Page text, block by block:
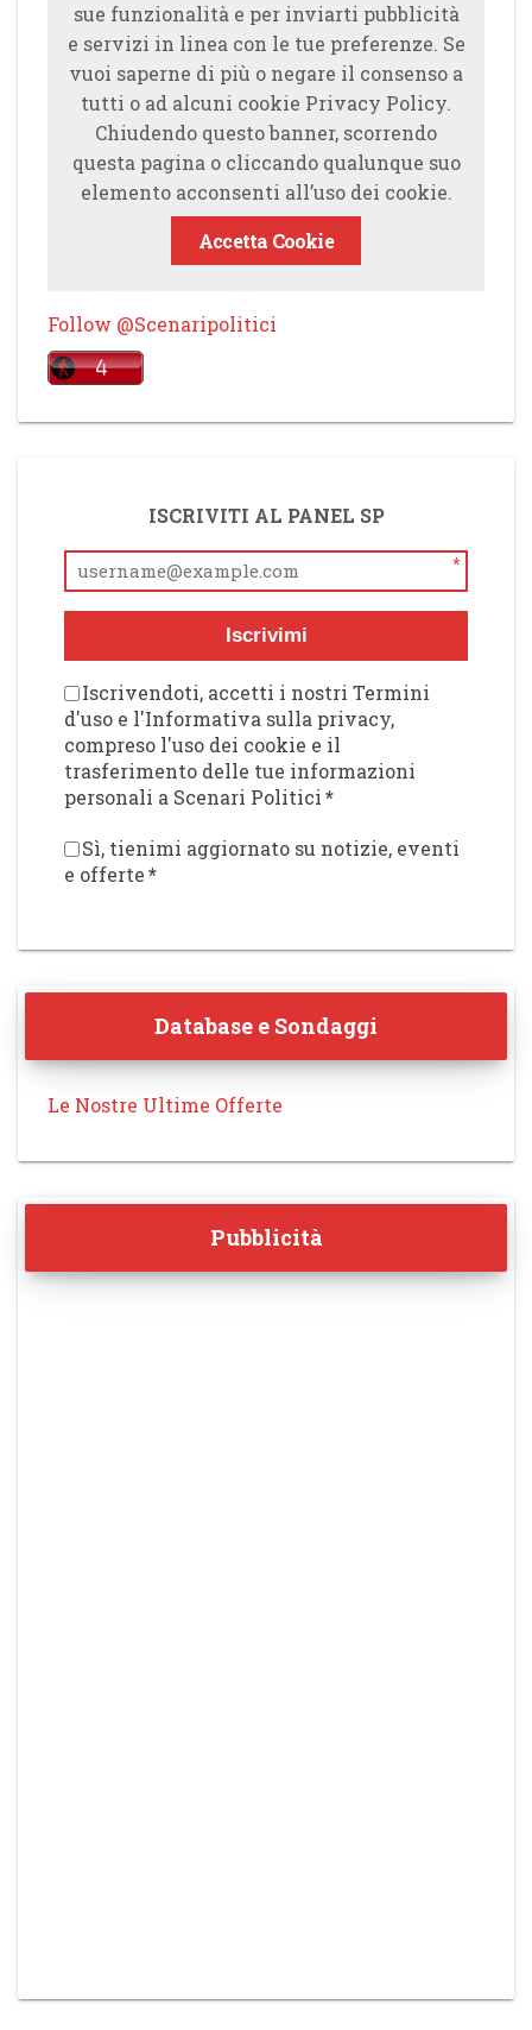
sue funzionalità e per inviarti pubblicità
e servizi in linea con le tue preferenze. Se
vuoi saperne di più o negare il consenso a
tutti o ad alcuni cookie Privacy Policy.
Chiudendo questo banner, scorrendo
questa pagina o cliccando qualunque suo
elemento acconsenti all’uso dei cookie.
Accetta Cookie
Follow @Scenaripolitici
ISCRIVITI AL PANEL SP
*
Iscrivimi
Iscrivendoti, accetti i nostri Termini
d'uso e l'Informativa sulla privacy,
compreso l'uso dei cookie e il
trasferimento delle tue informazioni
personali a Scenari Politici*
Sì, tienimi aggiornato su notizie, eventi
e offerte*
Database e Sondaggi
Le Nostre Ultime Offerte
Pubblicità